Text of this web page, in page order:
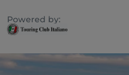
Powered by: